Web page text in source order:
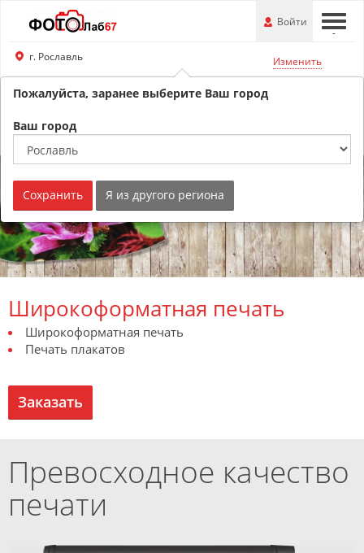
Перейти
основной
---
Войти
г. Рославль Изменить
Обратный звонок
Широкоформатная печать
Широкоформатная печать
Печать плакатов
Заказать
Превосходное качество
печати
Пожалуйста, заранее выберите Ваш город
Ваш город
Сохранить Я из другого региона